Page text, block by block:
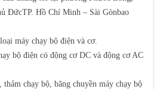
ĐứcTP. Hồ Chí Minh – Sài Gònbao
máy chạy bộ điện và cơ.
bộ điện có động cơ DC và động cơ AC
thảm chạy bộ, băng chuyền máy chạy bộ